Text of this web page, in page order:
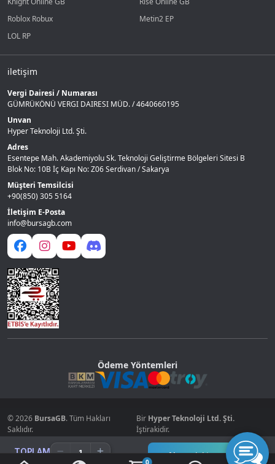
TOPLAM Alışverişi tamamla
0
Roblox Robux
Metin2 EP
LOL RP
iletişim
Vergi Dairesi / Numarası
GÜMRÜKÖNÜ VERGI DAIRESI MÜD. / 4640660195
Unvan
Hyper Teknoloji Ltd. Şti.
Adres
Esentepe Mah. Akademiyolu Sk. Teknoloji Geliştirme Bölgeleri Sitesi B
Blok No: 10B İç Kapı No: Z06 Serdivan / Sakarya
Müşteri Temsilcisi
+90(850) 305 5164
İletişim E-Posta
info@bursagb.com
Ödeme Yöntemleri
© 2026 BursaGB. Tüm Hakları
Saklıdır.
Bir Hyper Teknoloji Ltd. Şti.
İştirakidir.